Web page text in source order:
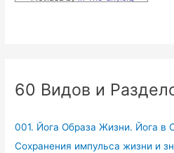
60 Видов и
001. Йога Образа Жизни. Йога в
Сохранения импульса жизни и